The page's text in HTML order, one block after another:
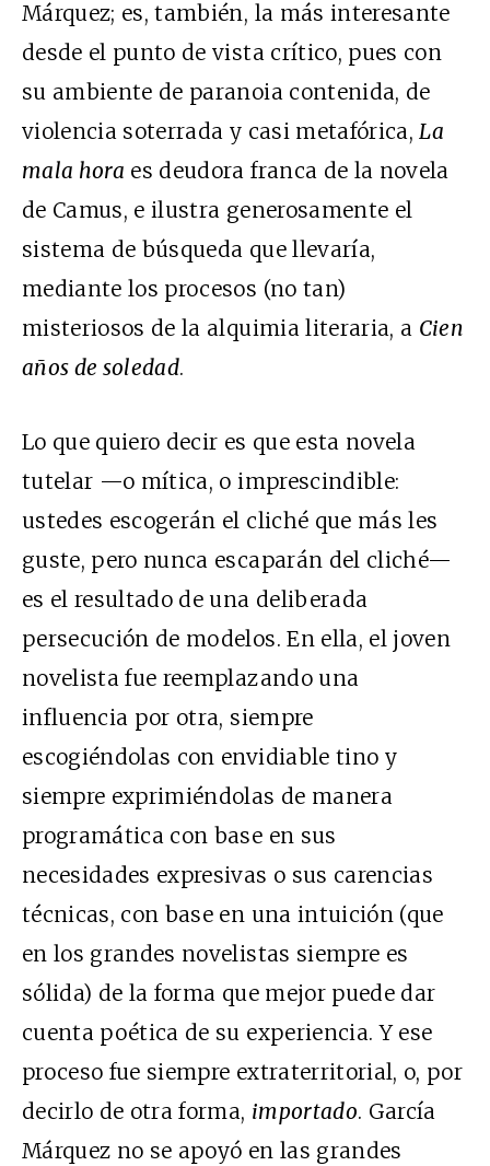
Márquez; es, también, la más interesante
desde el punto de vista crítico, pues con
su ambiente de paranoia contenida, de
violencia soterrada y casi metafórica,La
mala hora es deudora franca de la novela
de Camus, e ilustra generosamente el
sistema de búsqueda que llevaría,
mediante los procesos (no tan)
misteriosos de la alquimia literaria, a Cien
años de soledad.
Lo que quiero decir es que esta novela
tutelar —o mítica, o imprescindible:
ustedes escogerán el cliché que más les
guste, pero nunca escaparán del cliché—
es el resultado de una deliberada
persecución de modelos. En ella, el joven
novelista fue reemplazando una
influencia por otra, siempre
escogiéndolas con envidiable tino y
siempre exprimiéndolas de manera
programática con base en sus
necesidades expresivas o sus carencias
técnicas, con base en una intuición (que
en los grandes novelistas siempre es
sólida) de la forma que mejor puede dar
cuenta poética de su experiencia. Y ese
proceso fue siempre extraterritorial, o, por
decirlo de otra forma, importado. García
Márquez no se apoyó en las grandes